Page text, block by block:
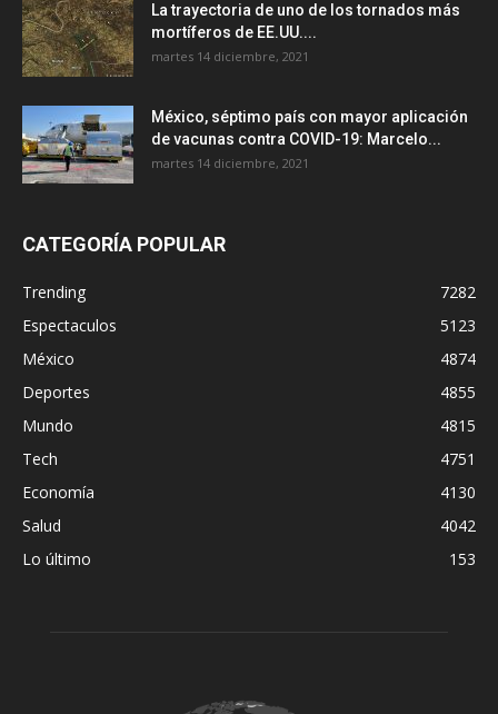
La trayectoria de uno de los tornados más
mortíferos de EE.UU....
martes 14 diciembre, 2021
México, séptimo país con mayor aplicación
de vacunas contra COVID-19: Marcelo...
martes 14 diciembre, 2021
CATEGORÍA POPULAR
Trending
7282
Espectaculos
5123
México
4874
Deportes
4855
Mundo
4815
Tech
4751
Economía
4130
Salud
4042
Lo último
153